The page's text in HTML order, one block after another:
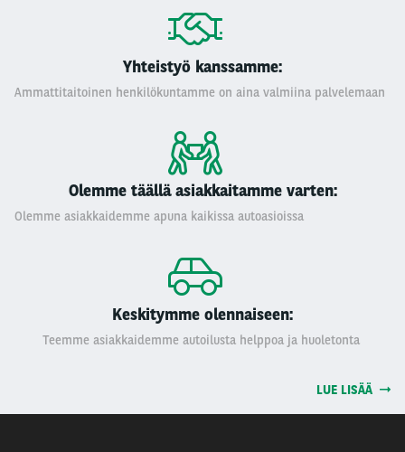
Yhteistyö kanssamme:
Ammattitaitoinen henkilökuntamme on aina valmiina palvelemaan
Olemme täällä asiakkaitamme varten:
Olemme asiakkaidemme apuna kaikissa autoasioissa
Keskitymme olennaiseen:
Teemme asiakkaidemme autoilusta helppoa ja huoletonta
LUE LISÄÄ